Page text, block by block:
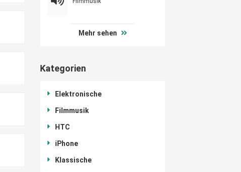
Mehr sehen
Kategorien
Elektronische
Filmmusik
HTC
iPhone
Klassische